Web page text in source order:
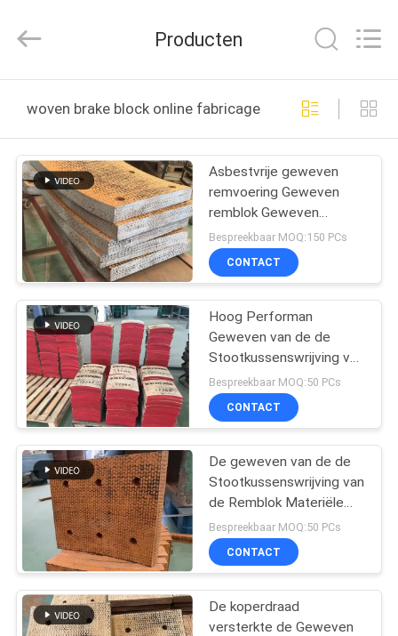
PRODUCTEN
ONGEVEER
ONS
FABRIEKSREIS
KWALITEITSCONTROLE
CONTACTEER
ONS
VERZOEK
OM EEN
CITAAT
SITEMAP
Producten
woven brake block online fabricage
Asbestvrije geweven
remvoering Geweven
remblok Geweven
remvoering voor
olieboringen
Bespreekbaar MOQ:150 PCs
CONTACT
Hoog Performan
Geweven van de de
Stootkussenswrijving van
de Remblok Materieel
Rem Geweven de
Remstootkussen
Bespreekbaar MOQ:50 PCs
CONTACT
De geweven van de de
Stootkussenswrijving van
de Remblok Materiële
Rem Geweven
Remvoering
Stootkussens met Gaten
Bespreekbaar MOQ:50 PCs
CONTACT
De koperdraad
versterkte de Geweven